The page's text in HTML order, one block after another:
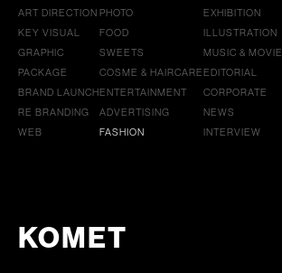
ART DIRECTION
KEY VISUAL
GRAPHIC
PACKAGE
BRAND LAUNCH
RE BRANDING
WEB
PHOTO
FOOD
SWEETS
COSME & HAIRCARE
ENTERTAINMENT
ADVERTISING
FASHION
EXHIBITION
ILLUSTRATION
MUSIC & MOVIE
EDITORIAL
CORPORATE
NEWS
INTERVIEW
KOMET